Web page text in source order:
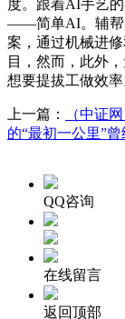
度。跟着AI手艺
——简单AI。辅帮
案，通过机械进
目，然而，此外
想要提拔工做效率
上一篇： （中证
的“最初一公里”
QQ咨询
在线留言
返回顶部